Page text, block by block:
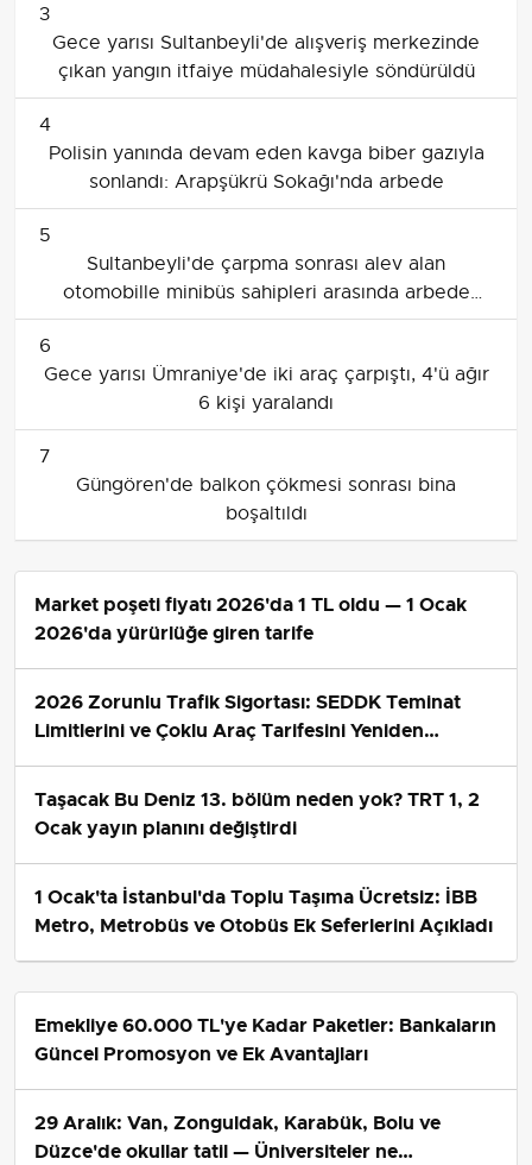
3
Gece yarısı Sultanbeyli'de alışveriş merkezinde
çıkan yangın itfaiye müdahalesiyle söndürüldü
4
Polisin yanında devam eden kavga biber gazıyla
sonlandı: Arapşükrü Sokağı'nda arbede
5
Sultanbeyli'de çarpma sonrası alev alan
otomobille minibüs sahipleri arasında arbede
yaşandı
6
Gece yarısı Ümraniye'de iki araç çarpıştı, 4'ü ağır
6 kişi yaralandı
7
Güngören'de balkon çökmesi sonrası bina
boşaltıldı
Market poşeti fiyatı 2026'da 1 TL oldu — 1 Ocak
2026'da yürürlüğe giren tarife
2026 Zorunlu Trafik Sigortası: SEDDK Teminat
Limitlerini ve Çoklu Araç Tarifesini Yeniden
Taşacak Bu Deniz 13. bölüm neden yok? TRT 1, 2
Ocak yayın planını değiştirdi
1 Ocak'ta İstanbul'da Toplu Taşıma Ücretsiz: İBB
Metro, Metrobüs ve Otobüs Ek Seferlerini Açıkladı
Emekliye 60.000 TL'ye Kadar Paketler: Bankaların
Güncel Promosyon ve Ek Avantajları
29 Aralık: Van, Zonguldak, Karabük, Bolu ve
Düzce'de okullar tatil — Üniversiteler ne